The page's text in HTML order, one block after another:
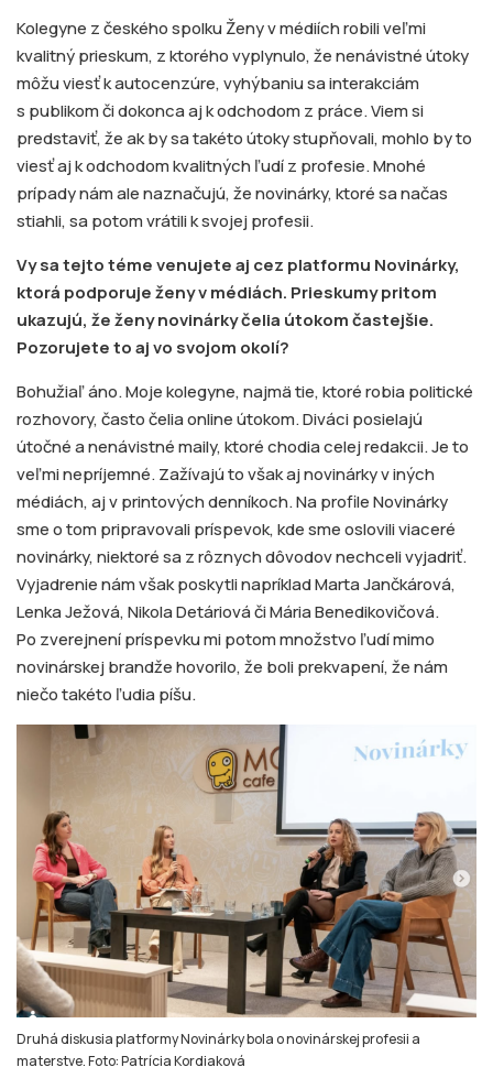
Kolegyne z českého spolku Ženy v médiích robili veľmi
kvalitný prieskum, z ktorého vyplynulo, že nenávistné útoky
môžu viesť k autocenzúre, vyhýbaniu sa interakciám
s publikom či dokonca aj k odchodom z práce. Viem si
predstaviť, že ak by sa takéto útoky stupňovali, mohlo by to
viesť aj k odchodom kvalitných ľudí z profesie. Mnohé
prípady nám ale naznačujú, že novinárky, ktoré sa načas
stiahli, sa potom vrátili k svojej profesii.
Vy sa tejto téme venujete aj cez platformu Novinárky,
ktorá podporuje ženy v médiách. Prieskumy pritom
ukazujú, že ženy novinárky čelia útokom častejšie.
Pozorujete to aj vo svojom okolí?
Bohužiaľ áno. Moje kolegyne, najmä tie, ktoré robia politické
rozhovory, často čelia online útokom. Diváci posielajú
útočné a nenávistné maily, ktoré chodia celej redakcii. Je to
veľmi nepríjemné. Zažívajú to však aj novinárky v iných
médiách, aj v printových denníkoch. Na profile Novinárky
sme o tom pripravovali príspevok, kde sme oslovili viaceré
novinárky, niektoré sa z rôznych dôvodov nechceli vyjadriť.
Vyjadrenie nám však poskytli napríklad Marta Jančkárová,
Lenka Ježová, Nikola Detáriová či Mária Benedikovičová.
Po zverejnení príspevku mi potom množstvo ľudí mimo
novinárskej brandže hovorilo, že boli prekvapení, že nám
niečo takéto ľudia píšu.
Druhá diskusia platformy Novinárky bola o novinárskej profesii a
materstve. Foto: Patrícia Kordiaková